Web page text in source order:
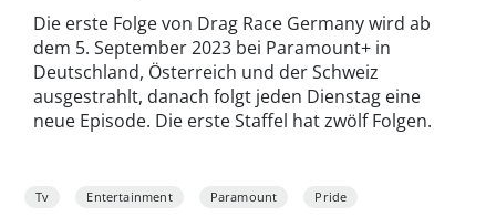
Die erste Folge von Drag Race Germany wird ab
dem 5. September 2023 bei Paramount+ in
Deutschland, Österreich und der Schweiz
ausgestrahlt, danach folgt jeden Dienstag eine
neue Episode. Die erste Staffel hat zwölf Folgen.
Tv Entertainment Paramount Pride